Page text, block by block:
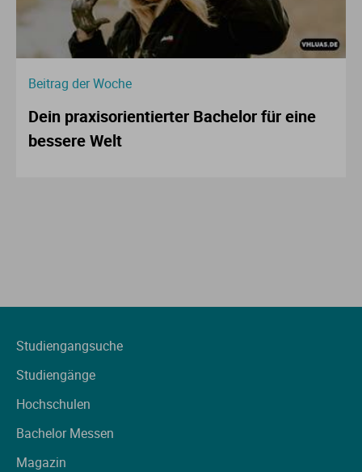
Beitrag der Woche
Dein praxisorientierter Bachelor für eine
bessere Welt
Studiengangsuche
Studiengänge
Hochschulen
Bachelor Messen
Magazin